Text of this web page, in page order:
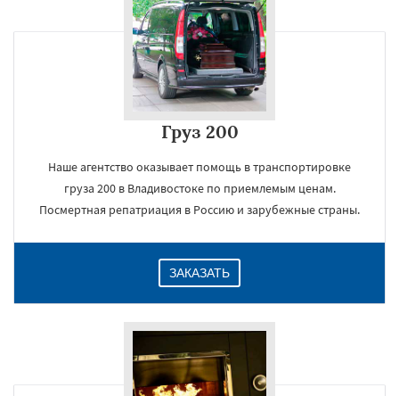
Груз 200
Наше агентство оказывает помощь в транспортировке
груза 200 в Владивостоке по приемлемым ценам.
Посмертная репатриация в Россию и зарубежные страны.
ЗАКАЗАТЬ